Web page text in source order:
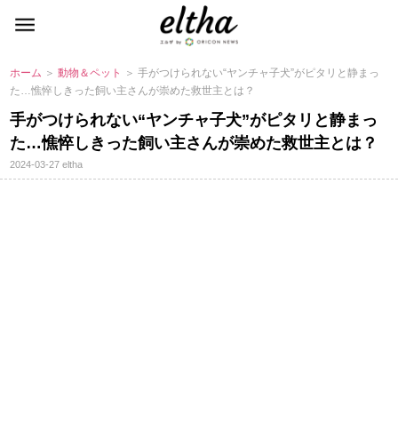
ホーム ＞動物＆ペット
＞ 手がつけられない“ヤンチャ子犬”がピタリと静まっ
た…憔悴しきった飼い主さんが崇めた救世主とは？
手がつけられない“ヤンチャ子犬”がピタリと静まっ
た…憔悴しきった飼い主さんが崇めた救世主とは？
2024-03-27eltha